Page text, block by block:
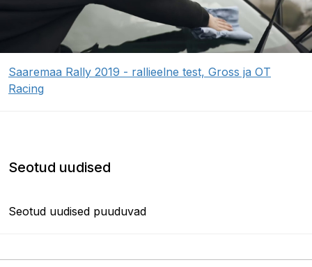
Saaremaa Rally 2019 - rallieelne test, Gross ja OT
Racing
Seotud uudised
Seotud uudised puuduvad